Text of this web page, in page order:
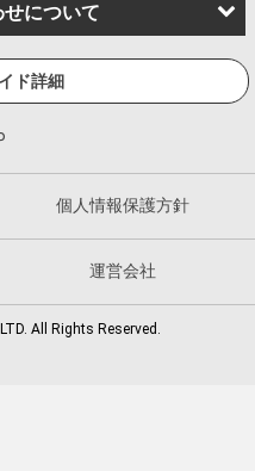
について
ド詳細
個人情報保護方針
運営会社
All Rights Reserved.